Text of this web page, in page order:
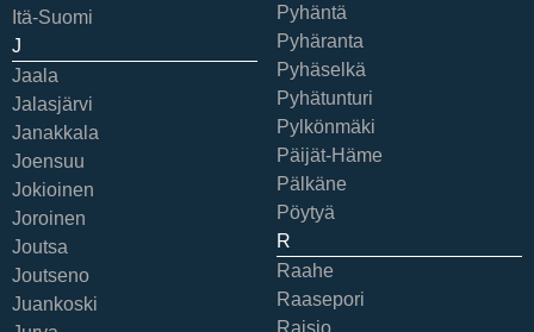
Itä-Suomi
J
Jaala
Jalasjärvi
Janakkala
Joensuu
Jokioinen
Joroinen
Joutsa
Joutseno
Juankoski
Pyhäntä
Pyhäranta
Pyhäselkä
Pyhätunturi
Pylkönmäki
Päijät-Häme
Pälkäne
Pöytyä
R
Raahe
Raasepori
Raisio